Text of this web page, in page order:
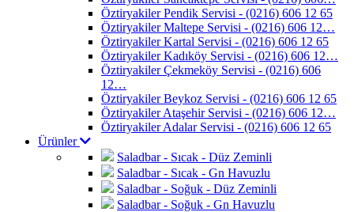
Öztiryakiler Pendik Servisi - (0216) 606 12 65
Öztiryakiler Maltepe Servisi - (0216) 606 12…
Öztiryakiler Kartal Servisi - (0216) 606 12 65
Öztiryakiler Kadıköy Servisi - (0216) 606 12…
Öztiryakiler Çekmeköy Servisi - (0216) 606
12…
Öztiryakiler Beykoz Servisi - (0216) 606 12 65
Öztiryakiler Ataşehir Servisi - (0216) 606 12…
Öztiryakiler Adalar Servisi - (0216) 606 12 65
Ürünler
Saladbar - Sıcak - Düz Zeminli
Saladbar - Sıcak - Gn Havuzlu
Saladbar - Soğuk - Düz Zeminli
Saladbar - Soğuk - Gn Havuzlu